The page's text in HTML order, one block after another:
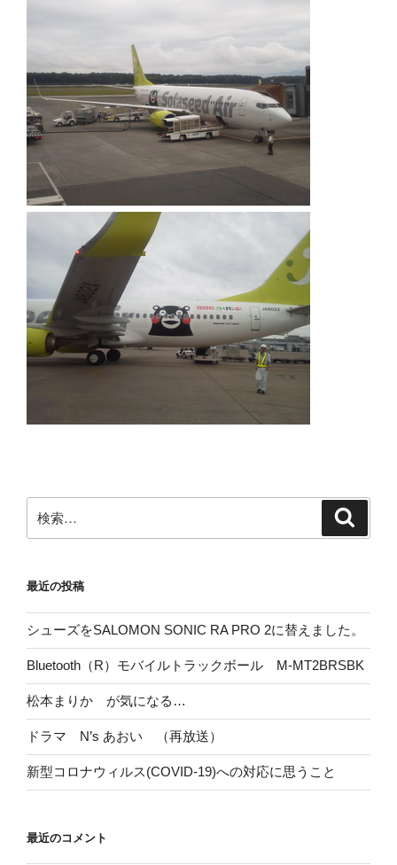
索:
最近の投稿
シューズをSALOMON SONIC RA PRO 2に替えました。
Bluetooth（R）モバイルトラックボール M-MT2BRSBK
松本まりか が気になる…
ドラマ N’s あおい （再放送）
新型コロナウィルス(COVID-19)への対応に思うこと
最近のコメント